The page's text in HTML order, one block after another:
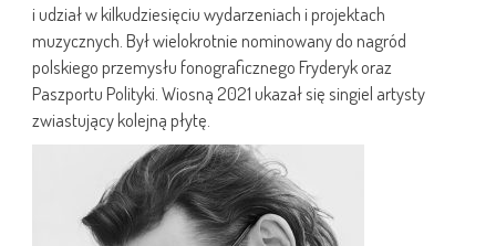
i udział w kilkudziesięciu wydarzeniach i projektach
muzycznych. Był wielokrotnie nominowany do nagród
polskiego przemysłu fonograficznego Fryderyk oraz
Paszportu Polityki. Wiosną 2021 ukazał się singiel artysty
zwiastujący kolejną płytę.